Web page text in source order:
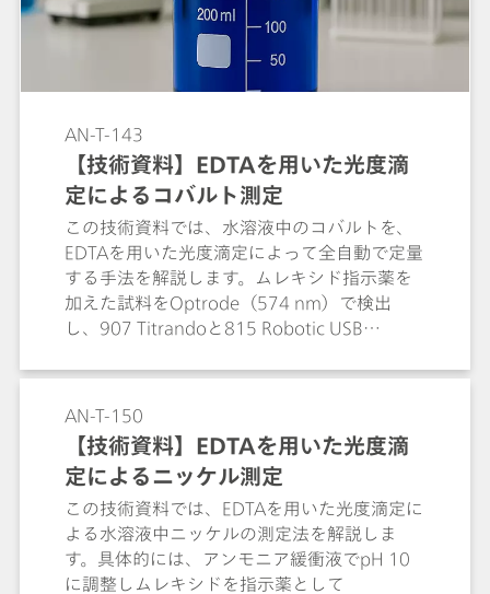
AN-T-143
【技術資料】EDTAを用いた光度滴
定によるコバルト測定
この技術資料では、水溶液中のコバルトを、
EDTAを用いた光度滴定によって全自動で定量
する手法を解説します。ムレキシド指示薬を
加えた試料をOptrode（574 nm）で検出
し、907 Titrandoと815 Robotic USB
テムについても紹介します。
AN-T-150
【技術資料】EDTAを用いた光度滴
定によるニッケル測定
この技術資料では、EDTAを用いた光度滴定に
よる水溶液中ニッケルの測定法を解説しま
す。具体的には、アンモニア緩衝液でpH 10
に調整しムレキシドを指示薬として